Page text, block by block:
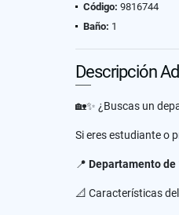
Código: 9816744
Baño: 1
Descripción
🏡✨ ¿Buscas un
Si eres estudiante o
📍 Departamento de
📐 Características